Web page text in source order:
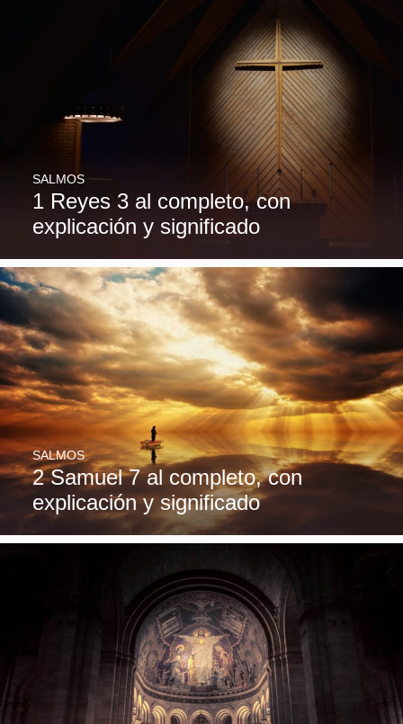
1 Reyes 3 al completo, con
explicación y significado
SALMOS
2 Samuel 7 al completo, con
explicación y significado
SALMOS